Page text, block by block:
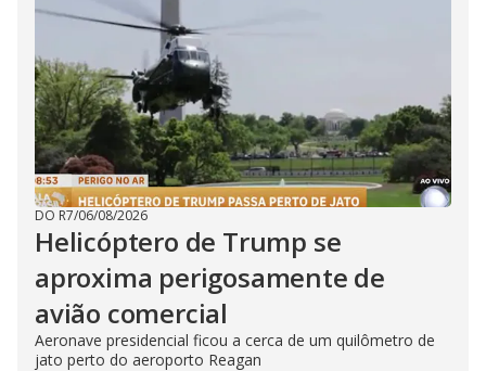
DO R7/06/08/2026
Helicóptero de Trump se
aproxima perigosamente de
avião comercial
Aeronave presidencial ficou a cerca de um quilômetro de
jato perto do aeroporto Reagan